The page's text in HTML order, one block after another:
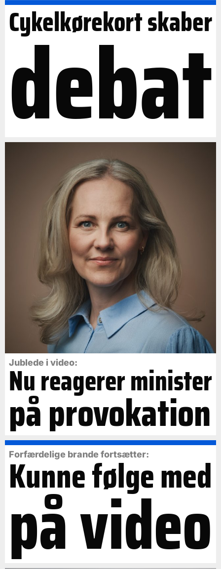
Cykelkørekort skaber
debat
Jublede i video:
Nu reagerer minister
på provokation
Forfærdelige brande fortsætter:
Kunne følge med
på video